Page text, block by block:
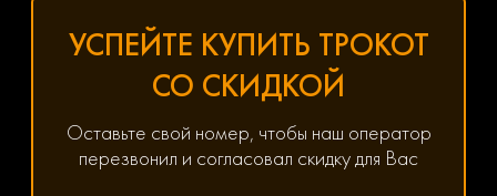
УСПЕЙТЕ КУПИТЬ ТРОКОТ
СО СКИДКОЙ
Оставьте свой номер, чтобы наш оператор
перезвонил и согласовал скидку для Вас